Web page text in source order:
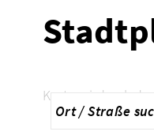
Karte wird